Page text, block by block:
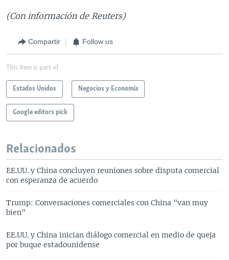
(Con información de Reuters)
Compartir Follow us
This item is part of
Estados Unidos Negocios y Economía
Google editors pick
Relacionados
EE.UU. y China concluyen reuniones sobre disputa comercial
con esperanza de acuerdo
Trump: Conversaciones comerciales con China "van muy
bien"
EE.UU. y China inician diálogo comercial en medio de queja
por buque estadounidense